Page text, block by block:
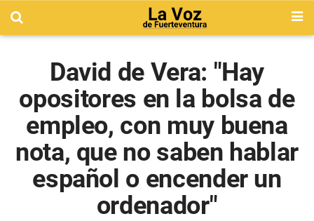
David de Vera: "Hay
opositores en la bolsa de
empleo, con muy buena
nota, que no saben hablar
español o encender un
ordenador"